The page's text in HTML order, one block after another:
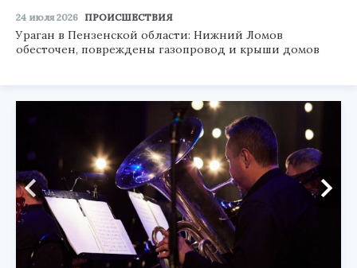
24 июля 2026 ПРОИСШЕСТВИЯ
Ураган в Пензенской области: Нижний Ломов
обесточен, повреждены газопровод и крыши домов